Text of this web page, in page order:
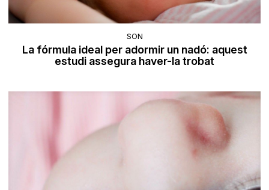
SON
La fórmula ideal per adormir un nadó: aquest
estudi assegura haver-la trobat